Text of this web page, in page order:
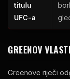
titulu
UFC-a
GREENOV
Greenove riječi